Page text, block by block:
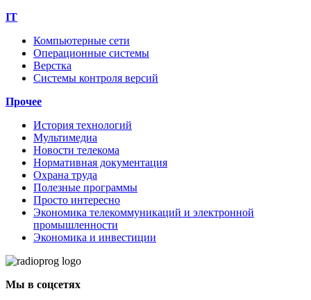
IT
Компьютерные сети
Операционные системы
Верстка
Системы контроля версий
Прочее
История технологий
Мультимедиа
Новости телекома
Нормативная документация
Охрана труда
Полезные программы
Просто интересно
Экономика телекоммуникаций и электронной
промышленности
Экономика и инвестиции
Мы в соцсетях